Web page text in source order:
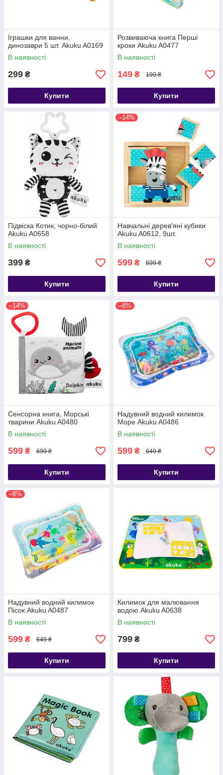
Іграшки для ванни,
динозаври 5 шт. Akuku A0169
В наявності
299 ₴
Купити
Розвиваюча книга Перші
кроки Akuku A0477
В наявності
149 ₴ 199 ₴
Купити
Підвіска Котик, чорно-білий
Akuku A0658
В наявності
399 ₴
Купити
–14%
Навчальні дерев'яні кубики
Akuku A0612, 9шт.
В наявності
599 ₴ 699 ₴
Купити
–14%
Сенсорна книга, Морські
тварини Akuku A0480
В наявності
599 ₴ 699 ₴
Купити
–8%
Надувний водний килимок
Море Akuku A0486
В наявності
599 ₴ 649 ₴
Купити
–8%
Надувний водний килимок
Пісок Akuku A0487
В наявності
599 ₴ 649 ₴
Купити
Килимок для малювання
водою Akuku A0638
В наявності
799 ₴
Купити